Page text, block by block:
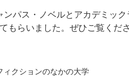
パス・ノベルとアカデミック
らいました。ぜひご覧くださ
クションのなかの大学